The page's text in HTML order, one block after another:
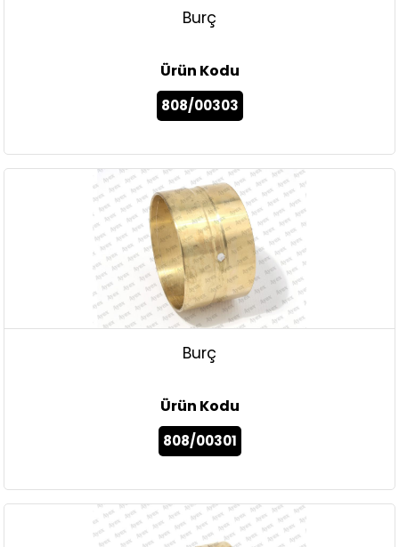
Burç
Ürün Kodu
808/00303
Burç
Ürün Kodu
808/00301